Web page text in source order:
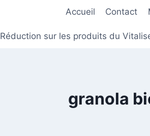
Accueil Contact
Réduction sur les produits du
granola